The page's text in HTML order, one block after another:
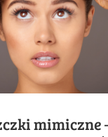
mimiczne